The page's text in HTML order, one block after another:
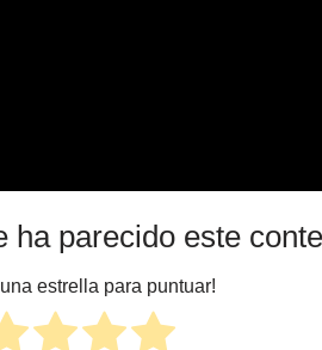
ha parecido este
estrella para puntuar!